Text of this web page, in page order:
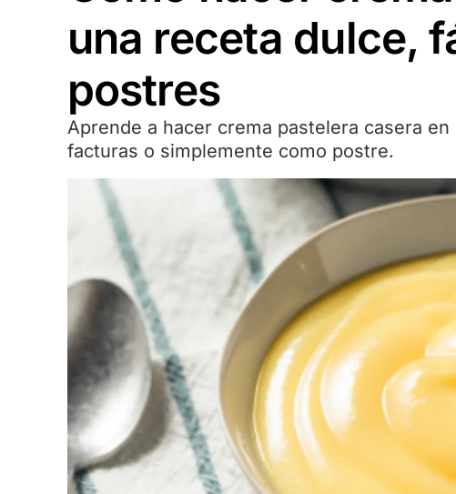
una receta dulce,
postres
Aprende a hacer crema pastelera casera
facturas o simplemente como postre.